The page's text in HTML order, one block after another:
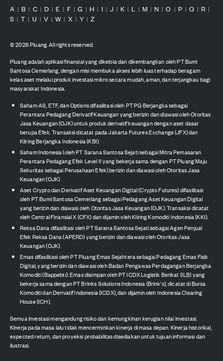
A | B | C | D | E | F | G | H | I | J | K | L | M | N | O | P | Q | R |
S | T | U | V | W | X | Y | Z
©2026Pluang. All rights reserved.
Pluang adalah aplikasi finansial yang dikelola dan dikembangkan oleh PT Bumi
Santosa Cemerlang, dengan misi membuka akses lebih luas terhadap beragam
kelas aset melalui produk investasi mikro secara mudah, aman, dan terjangkau bagi
masyarakat Indonesia.
Saham AS, ETF, dan Options difasilitasi oleh PT PG Berjangka sebagai
Perantara Pedagang Derivatif Keuangan yang berizin dan diawasi oleh Otoritas
Jasa Keuangan (OJK) untuk produk derivatif keuangan dengan aset dasar
berupa Efek. Transaksi dicatat pada Jakarta Futures Exchange (JFX) dan
Kliring Berjangka Indonesia (KBI).
Saham Indonesia (oleh PT Sarana Santosa Sejati sebagai Mitra Pemasaran
Perantara Pedagang Efek Level II yang bekerja sama dengan PT Pluang Maju
Sekuritas sebagai Perusahaan Efek) berizin dan diawasi oleh Otoritas Jasa
Keuangan (OJK).
Aset Crypto dan Derivatif Aset Keuangan Digital (Crypto Futures) difasilitasi
oleh PT Bumi Santosa Cemerlang sebagai Pedagang Aset Keuangan Digital
yang berizin dan diawasi oleh Otoritas Jasa Keuangan (OJK). Transaksi dicatat
oleh Central Finansial X (CFX) dan dijamin oleh Kliring Komoditi Indonesia (KKI).
Reksa Dana difasilitasi oleh PT Sarana Santosa Sejati sebagai Agen Penjual
Efek Reksa Dana (APERD) yang berizin dan diawasi oleh Otoritas Jasa
Keuangan (OJK).
Emas difasilitasi oleh PT Pluang Emas Sejahtera sebagai Pedagang Emas Fisik
Digital, yang berizin dan diawasi oleh Badan Pengawas Perdagangan Berjangka
Komoditi (Bappebti). Emas disimpan oleh PT ICDX Logistik Berikat (ILB) yang
bekerja sama dengan PT Brinks Solutions Indonesia (Brink's), dicatat di Bursa
Komoditi dan Derivatif Indonesia (ICDX), dan dijamin oleh Indonesia Clearing
House (ICH).
Semua investasi mengandung risiko dan kemungkinan kerugian nilai investasi.
Kinerja pada masa lalu tidak mencerminkan kinerja di masa depan. Kinerja historikal,
expected return, dan proyeksi probabilitas disediakan untuk tujuan informasi dan
ilustrasi.